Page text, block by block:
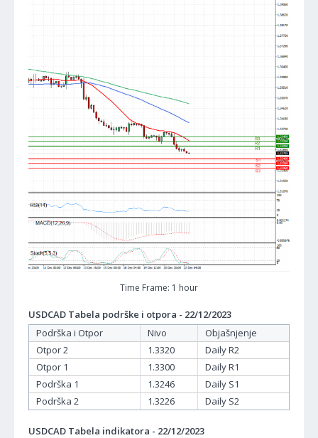
Time Frame: 1 hour
USDCAD Tabela podrške i otpora - 22/12/2023
Podrška i Otpor
Nivo
Objašnjenje
Otpor 2
1.3320
Daily R2
Otpor 1
1.3300
Daily R1
Podrška 1
1.3246
Daily S1
Podrška 2
1.3226 Daily S2
USDCAD Tabela indikatora - 22/12/2023